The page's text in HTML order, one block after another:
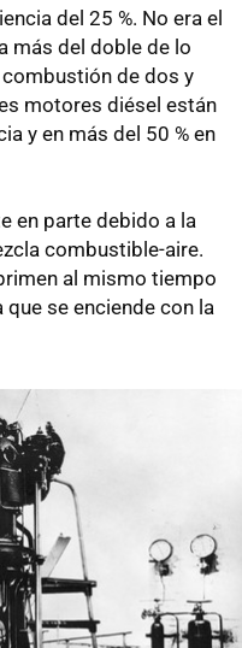
del 25 %. No era el
más del doble de lo
de dos y
motores diésel están
y en más del 50 % en
en parte debido a la
combustible-aire.
al mismo tiempo
se enciende con la